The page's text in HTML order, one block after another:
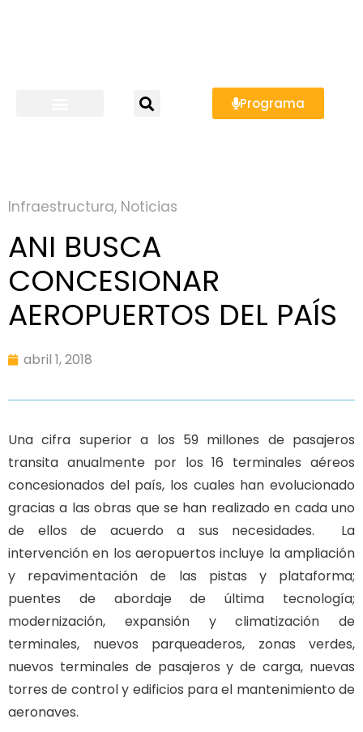
Programa
Infraestructura, Noticias
ANI BUSCA
CONCESIONAR
AEROPUERTOS DEL PAÍS
abril 1, 2018
Una cifra superior a los 59 millones de pasajeros
transita anualmente por los 16 terminales aéreos
concesionados del país, los cuales han evolucionado
gracias a las obras que se han realizado en cada uno
de ellos de acuerdo a sus necesidades. La
intervención en los aeropuertos incluye la ampliación
y repavimentación de las pistas y plataforma;
puentes de abordaje de última tecnología;
modernización, expansión y climatización de
terminales, nuevos parqueaderos, zonas verdes,
nuevos terminales de pasajeros y de carga, nuevas
torres de control y edificios para el mantenimiento de
aeronaves.